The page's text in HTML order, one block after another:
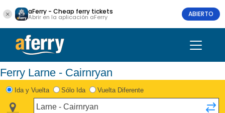
aFerry - Cheap ferry tickets
Abrir en la aplicación aFerry ABIERTO
Ferry Larne - Cairnryan
Ida y Vuelta Sólo Ida Vuelta Diferente